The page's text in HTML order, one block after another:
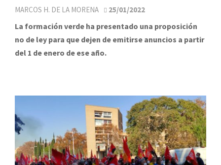
MARCOS H. DE LA MORENA 25/01/2022
La formación verde ha presentado una proposición
no de ley para que dejen de emitirse anuncios a partir
del 1 de enero de ese año.